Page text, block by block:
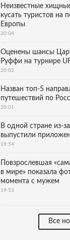
Неизвестные
кусать туристов на
Европы
20:04
Оценены шансы
Руффи на турнире
20:02
Назван топ-5
путешествий по
20:01
В одной стране из-
выпустили
19:54
Повзрослевшая
в мире» показала
момента с мужем
19:53
Все